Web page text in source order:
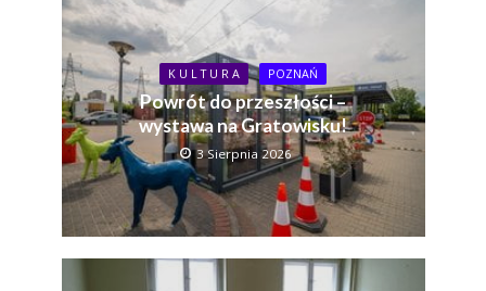
K U L T U R A POZNAŃ
Powrót do przeszłości –
wystawa na Gratowisku!
3 Sierpnia 2026